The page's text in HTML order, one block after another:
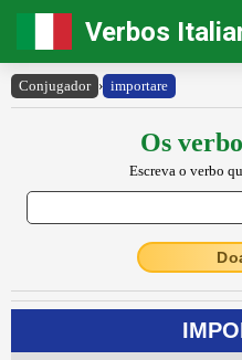
Verbos
Conjugador › importare
Os
Escreva o verbo